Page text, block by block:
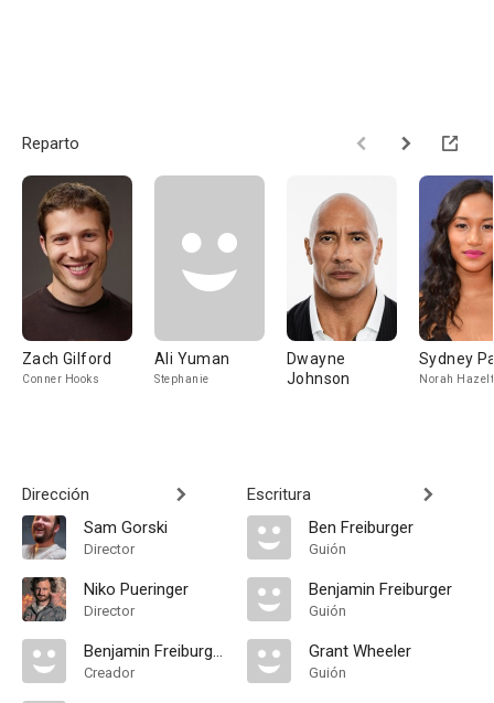
Reparto
Zach Gilford
Conner Hooks
Ali Yuman
Stephanie
Dwayne
Johnson
Sydney
Norah
Dirección
Sam Gorski
Director
Niko Pueringer
Director
Benjamin Freiburger
Creador
Escritura
Ben Freiburger
Guión
Benjamin Freiburger
Guión
Grant Wheeler
Guión